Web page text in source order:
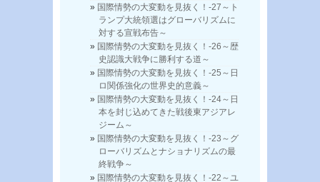
国際情勢の大変動を見抜く！-27～ト
ランプ大統領選はグローバリズムに
対する宣戦布告～
国際情勢の大変動を見抜く！-26～歴
史認識大戦争に勝利する道～
国際情勢の大変動を見抜く！-25～日
ロ関係強化の世界史的意義～
国際情勢の大変動を見抜く！-24～日
本を封じ込めてきた戦後東アジアレ
ジーム～
国際情勢の大変動を見抜く！-23～グ
ローバリズムとナショナリズムの最
終戦争～
国際情勢の大変動を見抜く！-22～ユ